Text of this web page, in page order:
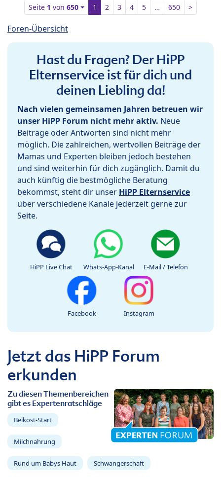
Seite 1 von650 1 2 3 4 5 … 650 >
Foren-Übersicht
Hast du Fragen? Der HiPP
Elternservice ist für dich und
deinen Liebling da!
Nach vielen gemeinsamen Jahren betreuen wir
unser HiPP Forum nicht mehr aktiv. Neue
Beiträge oder Antworten sind nicht mehr
möglich. Die zahlreichen, wertvollen Beiträge der
Mamas und Experten bleiben jedoch bestehen
und sind weiterhin für dich zugänglich. Damit du
auch künftig die bestmögliche Beratung
bekommst, steht dir unser HiPP Elternservice
über verschiedene Kanäle jederzeit gerne zur
Seite.
HiPP Live Chat Whats-App-Kanal E-Mail / Telefon
Facebook Instagram
Jetzt das HiPP Forum
erkunden
Zu diesen Themenbereichen
gibt es Expertenratschläge
Beikost-Start
Milchnahrung
Rund um Babys Haut Schwangerschaft